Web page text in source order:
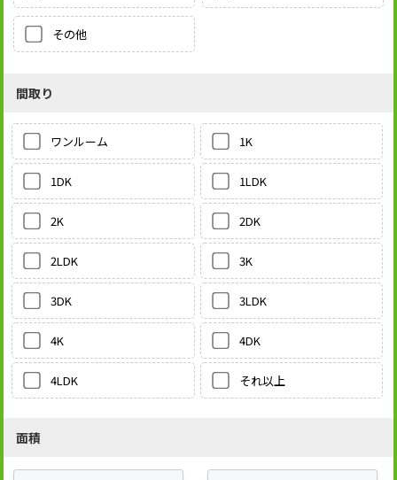
その他
間取り
ワンルーム 1K
1DK 1LDK
2K 2DK
2LDK 3K
3DK 3LDK
4K 4DK
4LDK それ以上
面積